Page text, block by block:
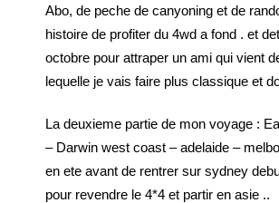
Abo, de peche de canyoning et de
histoire de profiter du 4wd a fond . et
octobre pour attraper un ami qui vient
lequelle je vais faire plus classique et
La deuxieme partie de mon voyage :
– Darwin west coast – adelaide –
en ete avant de rentrer sur sydney
pour revendre le 4*4 et partir en asie ..